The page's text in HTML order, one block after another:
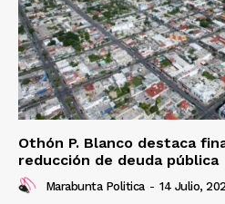
Othón P. Blanco destaca
reducción de deuda pública
Marabunta Politica - 14 Julio,